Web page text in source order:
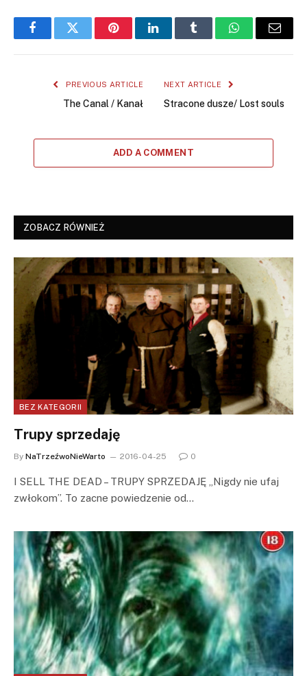
FacebookTwitter PinterestLinkedInTumblr WhatsAppEmail
PREVIOUS ARTICLE
The Canal / Kanał
NEXT ARTICLE
Stracone dusze/ Lost souls
ADD A COMMENT
ZOBACZ RÓWNIEŻ
BEZ KATEGORII
Trupy sprzedaję
By NaTrzeźwoNieWarto 2016-04-25 0
I SELL THE DEAD – TRUPY SPRZEDAJĘ „Nigdy nie ufaj
zwłokom”. To zacne powiedzenie od…